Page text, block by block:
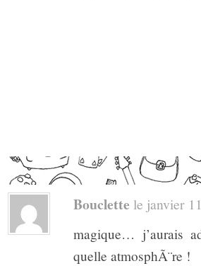
Bouclette le janvier
magique… j’aurais
quelle atmosphÃ¨re !